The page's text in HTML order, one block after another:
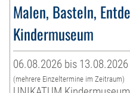
Malen, Basteln,
Kindermuseum
06.08.2026 bis 13.08.2026
(mehrere Einzeltermine im Zeitraum)